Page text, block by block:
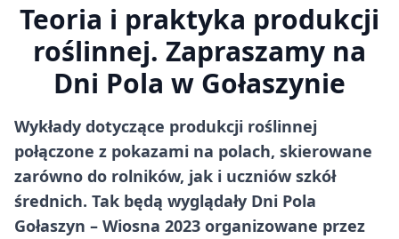
Teoria i praktyka produkcji
roślinnej. Zapraszamy na
Dni Pola w Gołaszynie
Wykłady dotyczące produkcji roślinnej
połączone z pokazami na polach, skierowane
zarówno do rolników, jak i uczniów szkół
średnich. Tak będą wyglądały Dni Pola
Gołaszyn – Wiosna 2023 organizowane przez